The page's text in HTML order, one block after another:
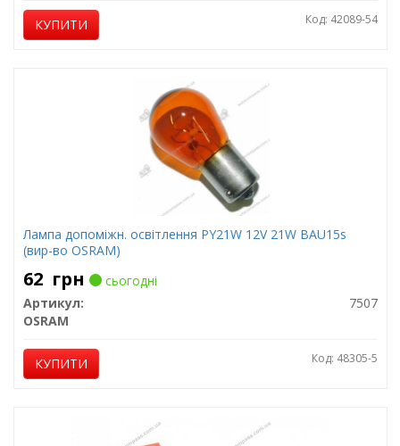
КУПИТИ Код: 42089-54
Лампа допоміжн. освітлення РY21W 12V 21W ВАU15s
(вир-во OSRAM)
62 грн
сьогодні
Артикул:
7507
OSRAM
КУПИТИ Код: 48305-5